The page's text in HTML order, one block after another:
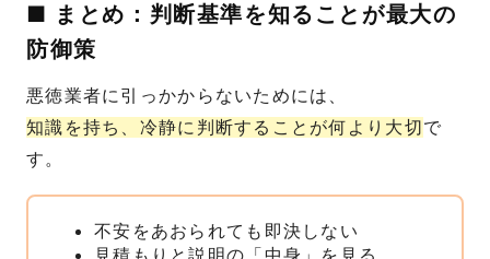
■ まとめ：判断基準を知ることが最大の
防御策
悪徳業者に引っかからないためには、
知識を持ち、冷静に判断することが何より大切 で
す。
不安をあおられても即決しない